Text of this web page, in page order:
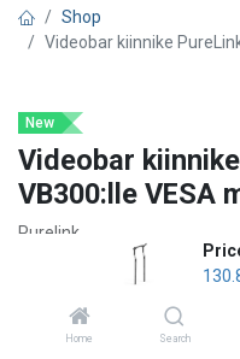
Home Search
Shop
Videobar kiinnike
New
Videobar
VB300:lle VESA
Purelink
Vuelogic VESA-kiinnike
Taittuvilla varsilla, näytön